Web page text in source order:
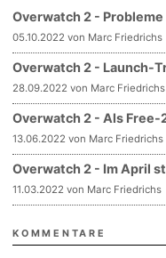
Overwatch 2 - Probleme
05.10.2022 von Marc Friedrichs
Overwatch 2 - Launch-
28.09.2022 von Marc Friedrichs
Overwatch 2 - Als
13.06.2022 von Marc Friedrichs
Overwatch 2 - Im April
11.03.2022 von Marc Friedrichs
KOMMENTARE